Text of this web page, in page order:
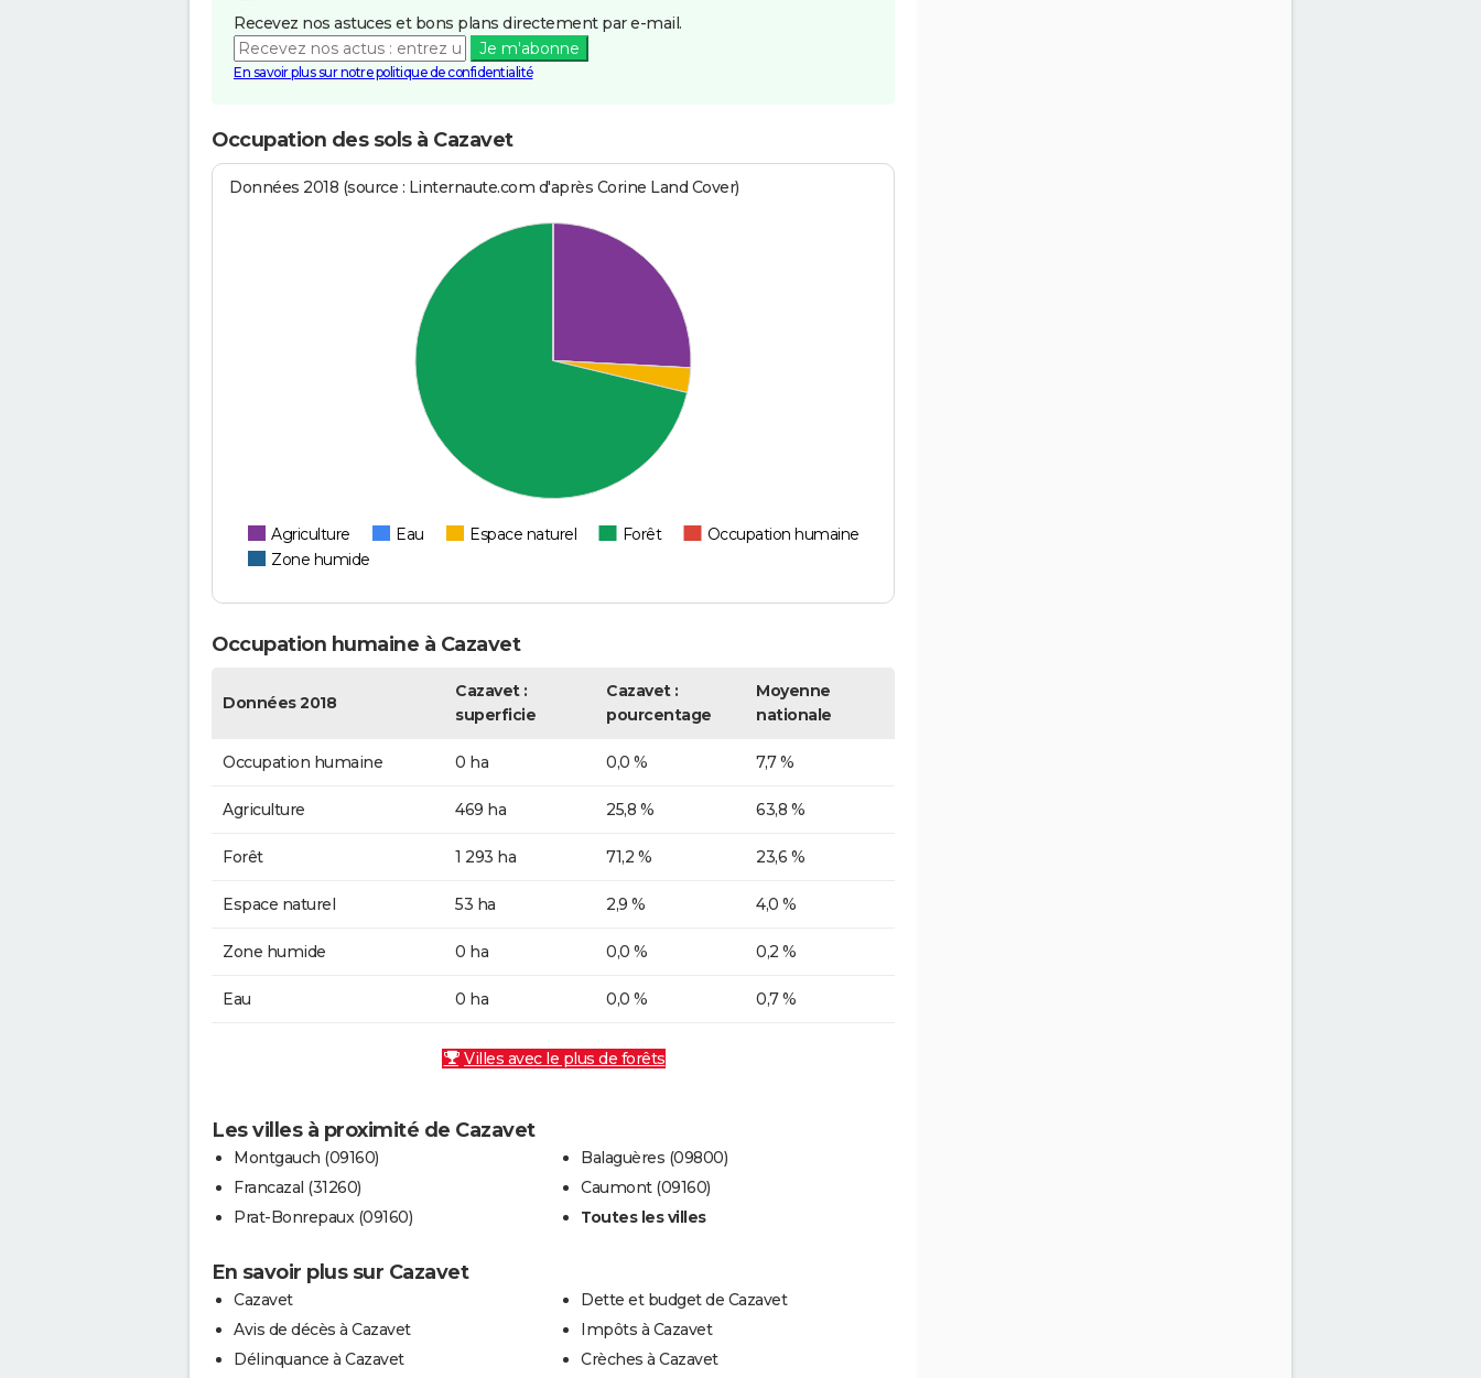
Recevez nos astuces et bons plans directement par e-mail.
Je m'abonne
En savoir plus sur notre politique de confidentialité
Occupation des sols à Cazavet
Données 2018 (source : Linternaute.com d'après Corine Land Cover)
Agriculture Eau Espace naturel Forêt
Occupation humaine
Zone humide
Occupation humaine à Cazavet
Données 2018
Cazavet :
superficie
Cazavet :
pourcentage
Moyenne
nationale
Occupation humaine 0 ha 0,0 % 7,7 %
Agriculture 469 ha 25,8 % 63,8 %
Forêt 1 293 ha 71,2 % 23,6 %
Espace naturel 53 ha 2,9 % 4,0 %
Zone humide 0 ha 0,0 % 0,2 %
Eau 0 ha 0,0 % 0,7 %
Villes avec le plus de forêts
Les villes à proximité de Cazavet
Montgauch (09160)
Francazal (31260)
Prat-Bonrepaux (09160)
Balaguères (09800)
Caumont (09160)
Toutes les villes
En savoir plus sur Cazavet
Cazavet
Avis de décès à Cazavet
Délinquance à Cazavet
Dette et budget de Cazavet
Impôts à Cazavet
Crèches à Cazavet